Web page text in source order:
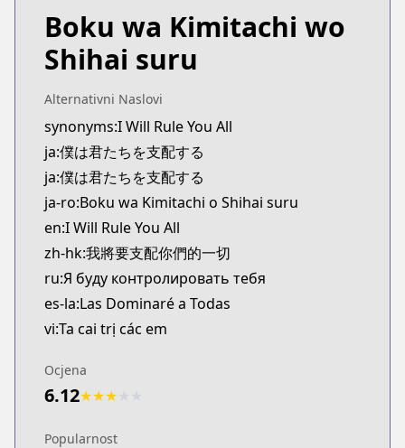
Official Raw
Official Raw
https://yanmaga.jp/comics/僕は君たちを支配する
Kitsu
https://kitsu.app/manga/63892
CDJapan
CDJapan
https://www.anime-planet.com/manga/https://
MangaUpdates
https://www.mangaupdates.com/
Book☆Walker
Book☆Walker
https://bookwalker.jp/series/361066
Boku wa Kimitachi wo
Shihai suru
Alternativni Naslovi
synonyms:I Will Rule You All
ja:僕は君たちを支配する
ja:僕は君たちを支配する
ja-ro:Boku wa Kimitachi o Shihai suru
en:I Will Rule You All
zh-hk:我將要支配你們的一切
ru:Я буду контролировать тебя
es-la:Las Dominaré a Todas
vi:Ta cai trị các em
Ocjena
6.12★★★
Popularnost